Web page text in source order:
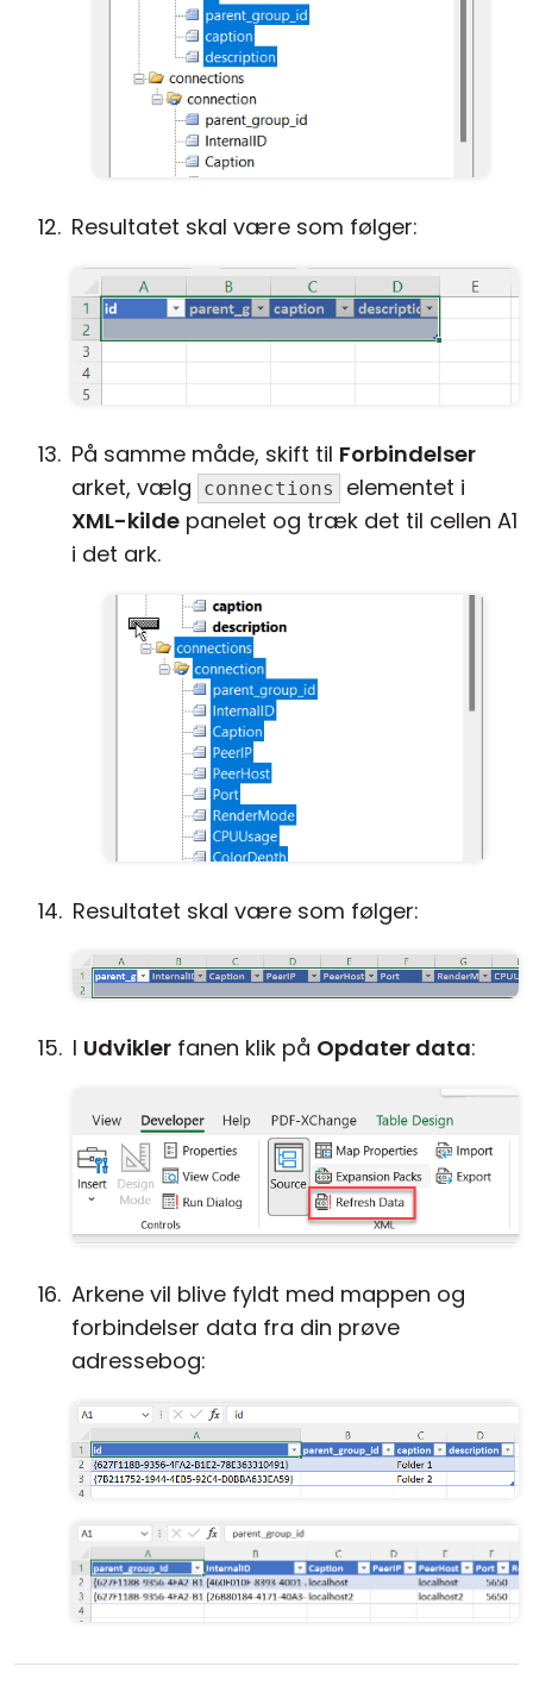
Resultatet skal være som følger:
På samme måde, skift til Forbindelser
arket, vælg
connections
elementet i
XML-kilde panelet og træk det til cellen A1
i det ark.
Resultatet skal være som følger:
I Udvikler fanen klik på Opdater data:
Arkene vil blive fyldt med mappen og
forbindelser data fra din prøve
adressebog: